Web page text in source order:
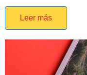
Leer más